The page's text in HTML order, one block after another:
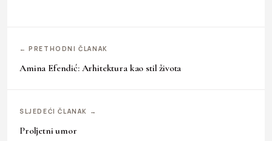
← PRETHODNI ČLANAK
Amina Efendić: Arhitektura kao stil života
SLJEDEĆI ČLANAK →
Proljetni umor